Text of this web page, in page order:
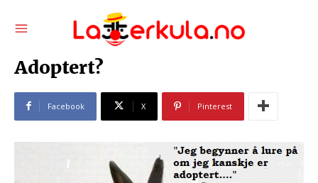
Adoptert?
Facebook X Pinterest